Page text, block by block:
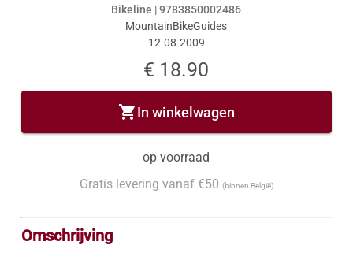
Bikeline |9783850002486
MountainBikeGuides
12-08-2009
€ 18.90
shopping_cartIn winkelwagen
op voorraad
Gratis levering vanaf €50 (binnen België)
Omschrijving